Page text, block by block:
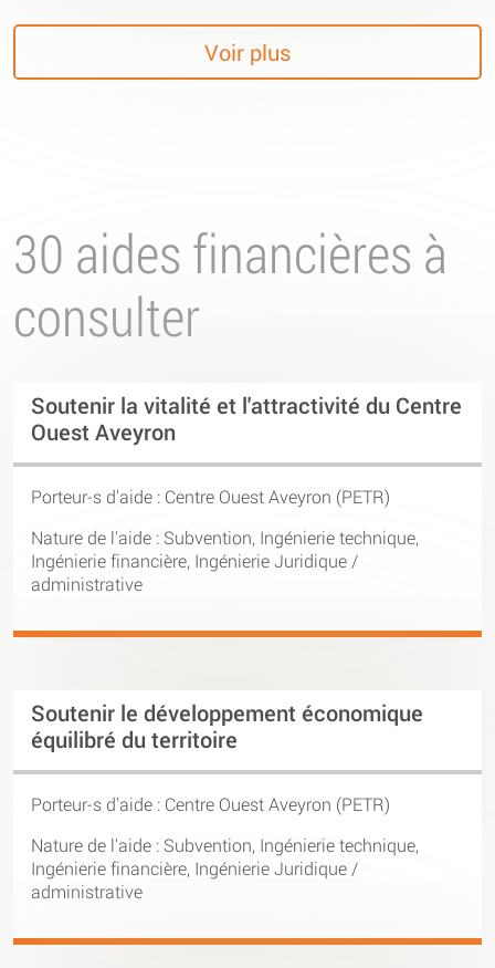
Voir plus
30 aides financières à
consulter
Soutenir la vitalité et l'attractivité du Centre
Ouest Aveyron
Porteur-s d'aide : Centre Ouest Aveyron (PETR)
Nature de l'aide : Subvention, Ingénierie technique,
Ingénierie financière, Ingénierie Juridique /
administrative
Soutenir le développement économique
équilibré du territoire
Porteur-s d'aide : Centre Ouest Aveyron (PETR)
Nature de l'aide : Subvention, Ingénierie technique,
Ingénierie financière, Ingénierie Juridique /
administrative